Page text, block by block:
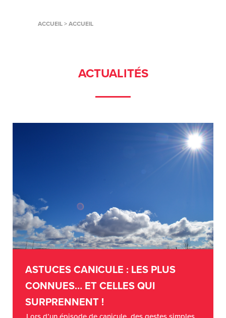
ACCUEIL > ACCUEIL
ACTUALITÉS
ASTUCES CANICULE : LES PLUS
CONNUES… ET CELLES QUI
SURPRENNENT !